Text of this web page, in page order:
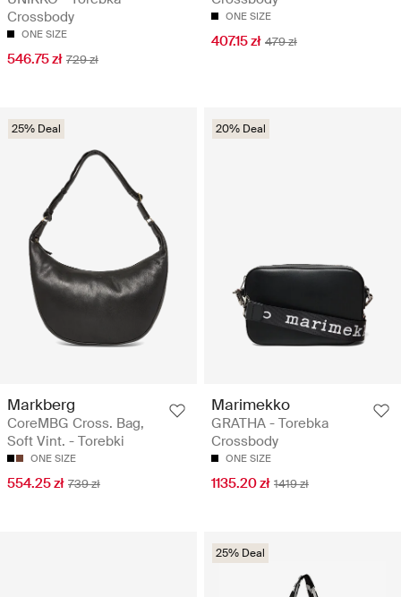
Crossbody
ONE SIZE
546.75 zł 729 zł
ONE SIZE
407.15 zł 479 zł
25% Deal
Markberg
CoreMBG Cross. Bag,
Soft Vint. - Torebki
ONE SIZE
554.25 zł 739 zł
20% Deal
Marimekko
GRATHA - Torebka
Crossbody
ONE SIZE
1135.20 zł 1419 zł
25% Deal